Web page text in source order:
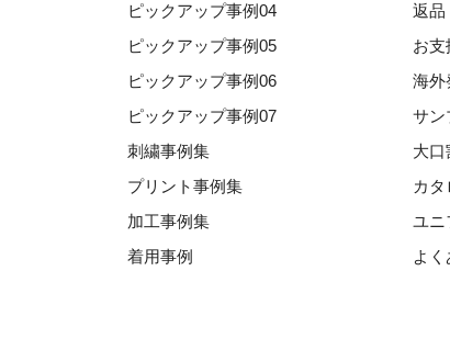
ピックアップ事例04
ピックアップ事例05
ピックアップ事例06
ピックアップ事例07
刺繍事例集
プリント事例集
加工事例集
着用事例
返品
お支
海外
サン
大口
カ
ユニ
よく